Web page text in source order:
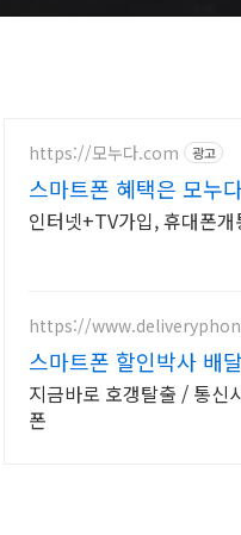
https://모누다.com 광고
스마트폰 혜택은 모누
인터넷+TV가입, 휴대폰
https://
스마트폰 할인박사 배
지금바로 호갱탈출 / 통신
폰